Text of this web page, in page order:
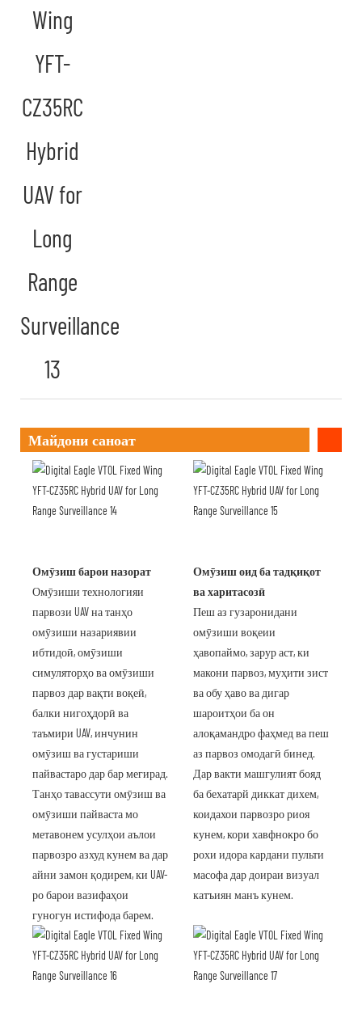
Майдони саноат
Омӯзиш барои назорат
Омӯзиши технологияи
парвози UAV на танҳо
омӯзиши назариявии
ибтидоӣ, омӯзиши
симуляторҳо ва омӯзиши
парвоз дар вақти воқеӣ,
балки нигоҳдорӣ ва
таъмири UAV, инчунин
омӯзиш ва густариши
пайвастаро дар бар мегирад.
Танҳо тавассути омӯзиш ва
омӯзиши пайваста мо
метавонем усулҳои аълои
парвозро азхуд кунем ва дар
айни замон қодирем, ки UAV-
ро барои вазифаҳои
гуногун истифода барем.
Омӯзиш оид ба тадқиқот
ва харитасозӣ
Пеш аз гузаронидани
омӯзиши воқеии
ҳавопаймо, зарур аст, ки
макони парвоз, муҳити зист
ва обу ҳаво ва дигар
шароитҳои ба он
алоқамандро фаҳмед ва пеш
аз парвоз омодагӣ бинед.
Дар вакти машгулият бояд
ба бехатарй диккат дихем,
коидахои парвозро риоя
кунем, кори хавфнокро бо
рохи идора кардани пульти
масофа дар доираи визуал
катъиян манъ кунем.